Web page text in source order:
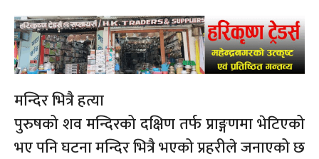
मन्दिर भित्रै हत्या
पुरुषको शव मन्दिरको दक्षिण तर्फ प्राङ्गणमा भेटिएको
भए पनि घटना मन्दिर भित्रै भएको प्रहरीले जनाएको छ